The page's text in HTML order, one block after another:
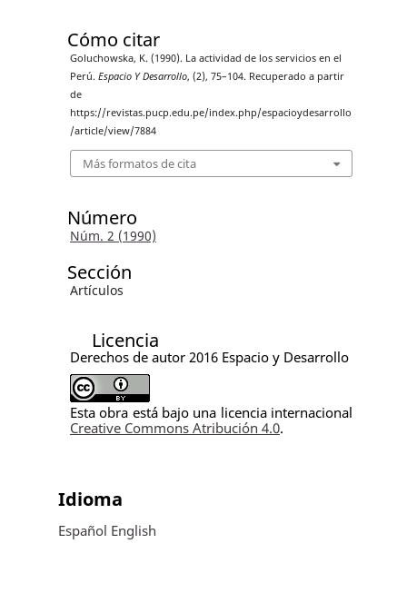
Cómo citar
Goluchowska, K. (1990). La actividad de los servicios en el
Perú. Espacio Y Desarrollo, (2), 75–104. Recuperado a partir
de
https://revistas.pucp.edu.pe/index.php/espacioydesarrollo
/article/view/7884
Más formatos de cita
Número
Núm. 2 (1990)
Sección
Artículos
Licencia
Derechos de autor 2016 Espacio y Desarrollo
Esta obra está bajo una licencia internacional
Creative Commons Atribución 4.0.
Idioma
Español English